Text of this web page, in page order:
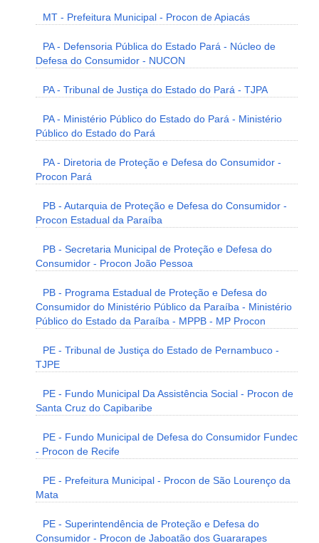
MT - Prefeitura Municipal - Procon de Apiacás
PA - Defensoria Pública do Estado Pará - Núcleo de
Defesa do Consumidor - NUCON
PA - Tribunal de Justiça do Estado do Pará - TJPA
PA - Ministério Público do Estado do Pará - Ministério
Público do Estado do Pará
PA - Diretoria de Proteção e Defesa do Consumidor -
Procon Pará
PB - Autarquia de Proteção e Defesa do Consumidor -
Procon Estadual da Paraíba
PB - Secretaria Municipal de Proteção e Defesa do
Consumidor - Procon João Pessoa
PB - Programa Estadual de Proteção e Defesa do
Consumidor do Ministério Público da Paraíba - Ministério
Público do Estado da Paraíba - MPPB - MP Procon
PE - Tribunal de Justiça do Estado de Pernambuco -
TJPE
PE - Fundo Municipal Da Assistência Social - Procon de
Santa Cruz do Capibaribe
PE - Fundo Municipal de Defesa do Consumidor Fundec
- Procon de Recife
PE - Prefeitura Municipal - Procon de São Lourenço da
Mata
PE - Superintendência de Proteção e Defesa do
Consumidor - Procon de Jaboatão dos Guararapes